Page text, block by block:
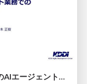
Atlassian Cloudサポート業務でのAIエージェント活用事例